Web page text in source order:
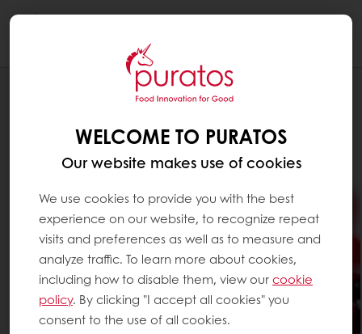
WELCOME TO PURATOS
Our website makes use of cookies
We use cookies to provide you with the best
experience on our website, to recognize repeat
visits and preferences as well as to measure and
analyze traffic. To learn more about cookies,
including how to disable them, view ourcookie
policy. By clicking "I accept all cookies" you
consent to the use of all cookies.